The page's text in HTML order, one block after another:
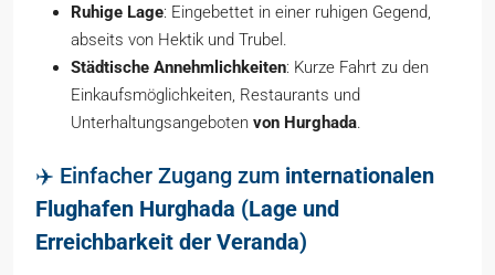
Ruhige Lage: Eingebettet in einer ruhigen Gegend,
abseits von Hektik und Trubel.
Städtische Annehmlichkeiten: Kurze Fahrt zu den
Einkaufsmöglichkeiten, Restaurants und
Unterhaltungsangeboten von Hurghada.
✈️ Einfacher Zugang zum internationalen
Flughafen Hurghada (Lage und
Erreichbarkeit der Veranda)